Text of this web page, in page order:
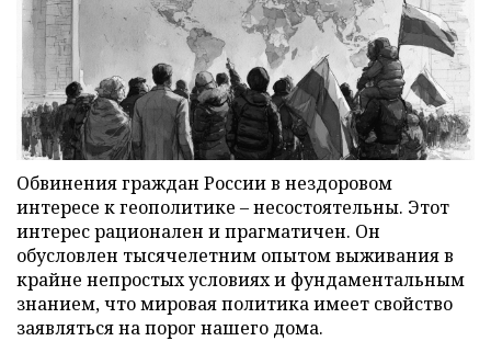
Обвинения граждан России в нездоровом
интересе к геополитике – несостоятельны. Этот
интерес рационален и прагматичен. Он
обусловлен тысячелетним опытом выживания в
крайне непростых условиях и фундаментальным
знанием, что мировая политика имеет свойство
заявляться на порог нашего дома.